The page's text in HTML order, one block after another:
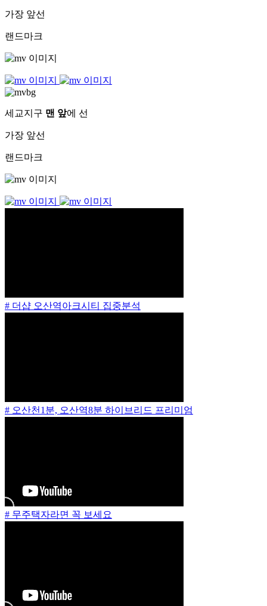
가장 앞선
랜드마크
세교지구 맨 앞에 선
가장 앞선
랜드마크
# 더샵 오산역아크시티 집중분석
# 오산천1분, 오산역8분 하이브리드 프리미엄
# 무주택자라면 꼭 보세요